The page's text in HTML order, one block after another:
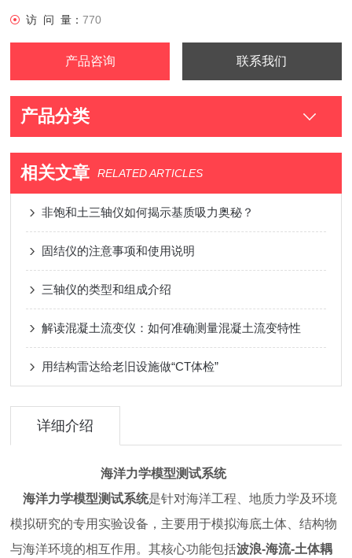
访 问 量：770
产品咨询 联系我们
产品分类
相关文章 RELATED ARTICLES
非饱和土三轴仪如何揭示基质吸力奥秘？
固结仪的注意事项和使用说明
三轴仪的类型和组成介绍
解读混凝土流变仪：如何准确测量混凝土流变特性
用结构雷达给老旧设施做“CT体检”
详细介绍
海洋力学模型测试系统
海洋力学模型测试系统是针对海洋工程、地质力学及环境
模拟研究的专用实验设备，主要用于模拟海底土体、结构物
与海洋环境的相互作用。其核心功能包括波浪-海流-土体耦